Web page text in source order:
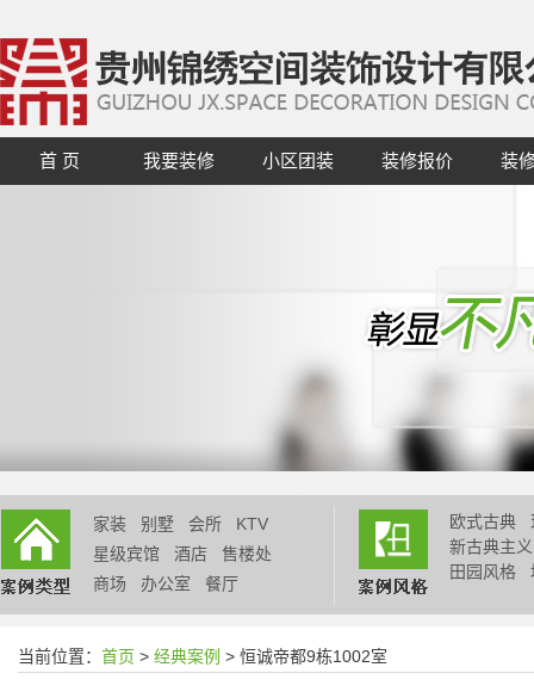
首 页 我要装修 小区团装 装修报价 装
家装 别墅 会所
KTV
星级宾馆
酒店
售楼处
商场
办公室 餐厅
欧式古典
新古典主义
田园风格
当前位置： 首页 > 经典案例 > 恒诚帝都9栋1002室